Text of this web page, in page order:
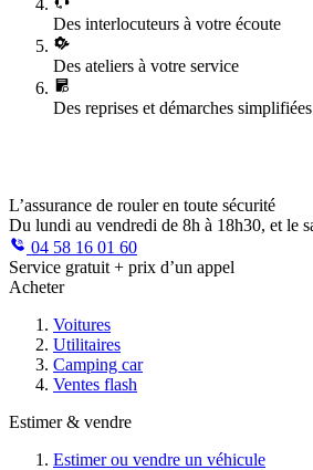
Des interlocuteurs à votre écoute
Des ateliers à votre service
Des reprises et démarches simplifiées
L’assurance de rouler en toute sécurité
Du lundi au vendredi de 8h à 18h30, et le
04 58 16 01 60
Service gratuit + prix d’un appel
Acheter
Voitures
Utilitaires
Camping car
Ventes flash
Estimer & vendre
Estimer ou vendre un véhicule